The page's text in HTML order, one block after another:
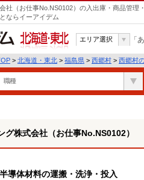
社（お仕事No.NS0102）の入出庫・商品管理
ならイーアイデム
北海道・東北
エリア選択 「
> 北海道・東北 > 福島県 > 西郷村 > 西郷村
職種
グ株式会社（お仕事No.NS0102）
導体材料の運搬・洗浄・投入